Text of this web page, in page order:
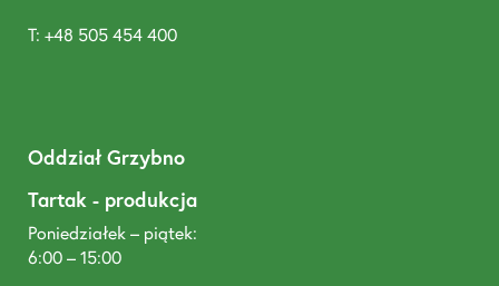
T: +48 505 454 400
Oddział Grzybno
Tartak - produkcja
Poniedziałek – piątek:
6:00 – 15:00